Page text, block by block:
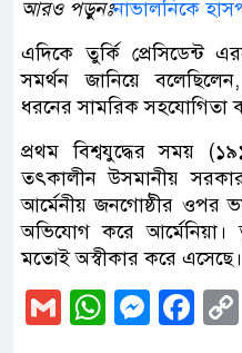
আরও পড়ুনঃনাভালনিকে
এদিকে তুর্কি প্রেসিডেন্ট
সমর্থন জানিয়ে
ধরনের সামরিক সহযোগিতা
প্রথম বিশ্বযুদ্ধের সময়
তৎকালীন উসমানীয় সরকার
আর্মেনীয় জনগোষ্ঠীর ওপর
অভিযোগ করে
মতোই অস্বীকার করে এসেছে।
Gmail